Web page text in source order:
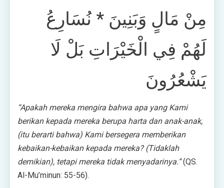
مِنْ مَالٍ وَبَنِينَ * نُسَارِعُ
لَهُمْ فِي الْخَيْرَاتِ بَلْ لَا
يَشْعُرُونَ
“Apakah mereka mengira bahwa apa yang Kami
berikan kepada mereka berupa harta dan anak-anak,
(itu berarti bahwa) Kami bersegera memberikan
kebaikan-kebaikan kepada mereka? (Tidaklah
demikian), tetapi mereka tidak menyadarinya.”(QS.
Al-Mu’minun: 55-56).